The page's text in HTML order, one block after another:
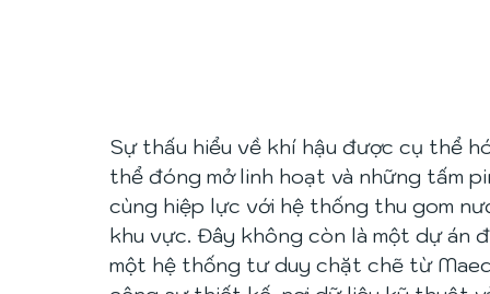
Sự thấu hiểu về khí hậu được cụ thể
thể đóng mở linh hoạt và những tấm
cùng hiệp lực với hệ thống thu gom
khu vực. Đây không còn là một dự án
một hệ thống tư duy chặt chẽ từ